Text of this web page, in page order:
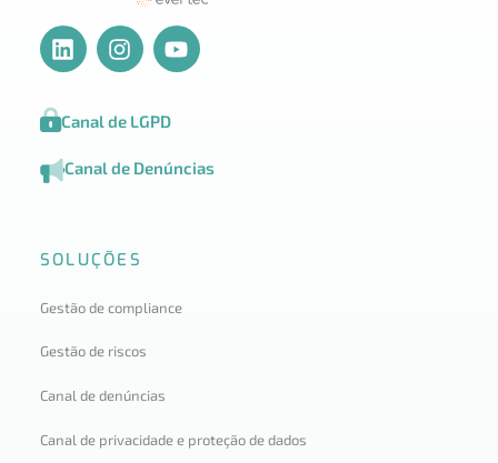
Canal de LGPD
Canal de Denúncias
SOLUÇÕES
Gestão de compliance
Gestão de riscos
Canal de denúncias
Canal de privacidade e proteção de dados